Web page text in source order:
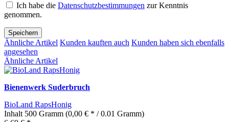
Ich habe die Datenschutzbestimmungen zur Kenntnis
genommen.
Speichern
Ähnliche Artikel Kunden kauften auch Kunden haben sich ebenfalls
angesehen
Ähnliche Artikel
Bienenwerk Suderbruch
BioLand RapsHonig
Inhalt 500 Gramm (0,00 € * / 0.01 Gramm)